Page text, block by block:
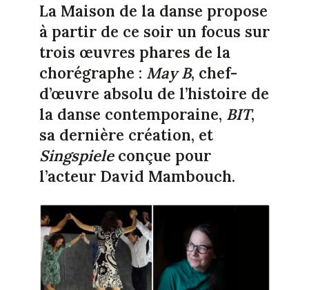
La Maison de la danse propose
à partir de ce soir un focus sur
trois œuvres phares de la
chorégraphe : May B, chef-
d’œuvre absolu de l’histoire de
la danse contemporaine, BIT,
sa dernière création, et
Singspiele conçue pour
l’acteur David Mambouch.